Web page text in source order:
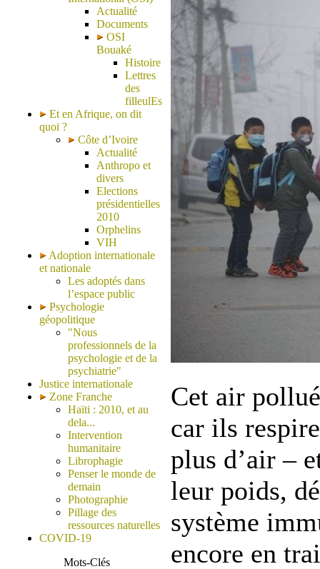
Actualité
Documents
OSI
Bouaké
Histoire
Lettres
des
filleulEs
Et en Afrique, on dit
quoi ?
Côte d’Ivoire
Actualité
Anthropo et
divers
Elections
présidentielles
2010
Orphelins
VIH
Adoption internationale
et nationale
Les adoptés dans
l’espace public
Psychologie
géopolitique
"Nous
professionnels de la
psychologie et de la
psychiatrie"
Justice internationale
Zone Franche
Haïti : 2010, et au
dela...
Intervention
humanitaire
Librophagie
Penser le monde de
demain
Photographie
Pillage des
ressources naturelles
COVID-19
Mots-Clés
Cet air
car ils
plus d’air –
leur poids,
système
encore en